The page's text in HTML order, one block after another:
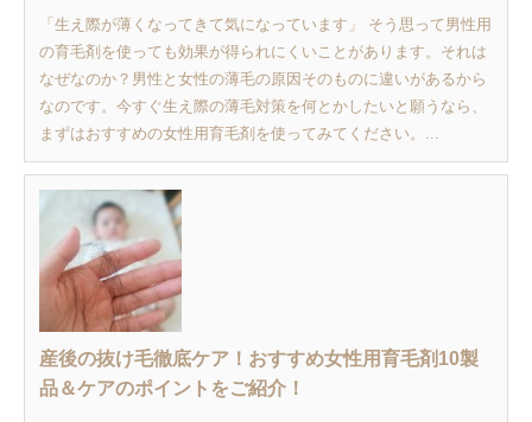
「生え際が薄くなってきて気になっています」 そう思って男性用
の育毛剤を使っても効果が得られにくいことがあります。それは
なぜなのか？男性と女性の薄毛の原因そのものに違いがあるから
なのです。今すぐ生え際の薄毛対策を何とかしたいと願うなら、
まずはおすすめの女性用育毛剤を使ってみてください。...
産後の抜け毛徹底ケア！おすすめ女性用育毛剤10製
品＆ケアのポイントをご紹介！